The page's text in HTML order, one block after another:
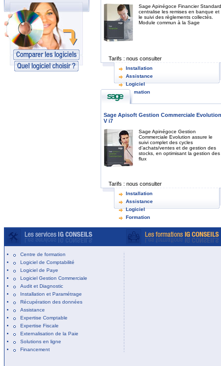
Sage Apinégoce Financier Standard
centralise les remises en banque et
le suivi des règlements collectés.
Module commun à la Sage
Tarifs : nous consulter
Installation
Assistance
Logiciel
Formation
Sage Apisoft Gestion Commerciale Evolution
V i7
Sage Apinégoce Gestion
Commerciale Evolution assure le
suivi complet des cycles
d’achats/ventes et de gestion des
stocks, en optimisant la gestion des
flux
Tarifs : nous consulter
Installation
Assistance
Logiciel
Formation
Centre de formation
Logiciel de Comptabilité
Logiciel de Paye
Logiciel Gestion Commerciale
Audit et Diagnostic
Installation et Paramétrage
Récupération des données
Assistance
Expertise Comptable
Expertise Fiscale
Externalisation de la Paie
Solutions en ligne
Financement